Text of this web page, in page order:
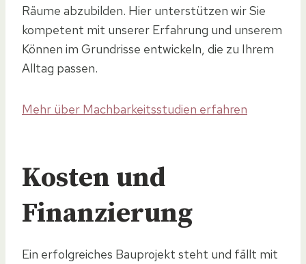
Räume abzubilden. Hier unterstützen wir Sie
kompetent mit unserer Erfahrung und unserem
Können im Grundrisse entwickeln, die zu Ihrem
Alltag passen.
Mehr über Machbarkeitsstudien erfahren
Kosten und
Finanzierung
Ein erfolgreiches Bauprojekt steht und fällt mit